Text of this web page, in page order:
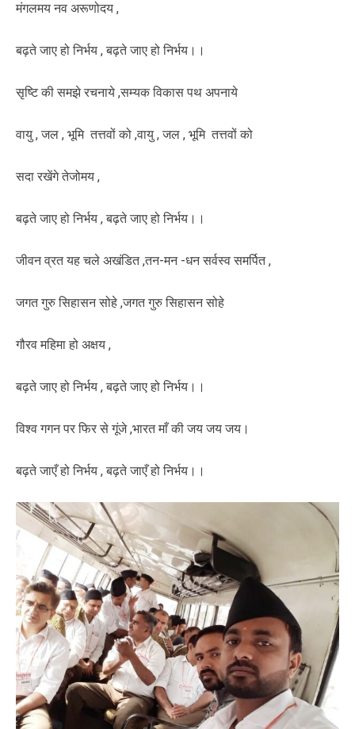
मंगलमय नव अरूणोदय ,
बढ़ते जाए हो निर्भय , बढ़ते जाए हो निर्भय।।
सृष्टि की समझे रचनाये ,सम्यक विकास पथ अपनाये
वायु , जल , भूमि तत्तवों को ,वायु , जल , भूमि तत्तवों को
सदा रखेंगे तेजोमय ,
बढ़ते जाए हो निर्भय , बढ़ते जाए हो निर्भय।।
जीवन व्रत यह चले अखंडित ,तन-मन -धन सर्वस्व समर्पित ,
जगत गुरु सिहासन सोहे ,जगत गुरु सिहासन सोहे
गौरव महिमा हो अक्षय ,
बढ़ते जाए हो निर्भय , बढ़ते जाए हो निर्भय।।
विश्व गगन पर फिर से गूंजे ,भारत माँ की जय जय जय।
बढ़ते जाएँ हो निर्भय , बढ़ते जाएँ हो निर्भय।।